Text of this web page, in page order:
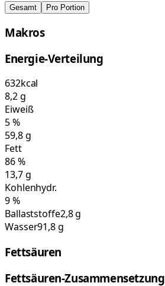
Gesamt Pro Portion
Makros
Energie-Verteilung
632kcal
8,2g
Eiweiß
5%
59,8g
Fett
86%
13,7g
Kohlenhydr.
9%
Ballaststoffe2,8 g
Wasser91,8 g
Fettsäuren
Fettsäuren-Zusammensetzung